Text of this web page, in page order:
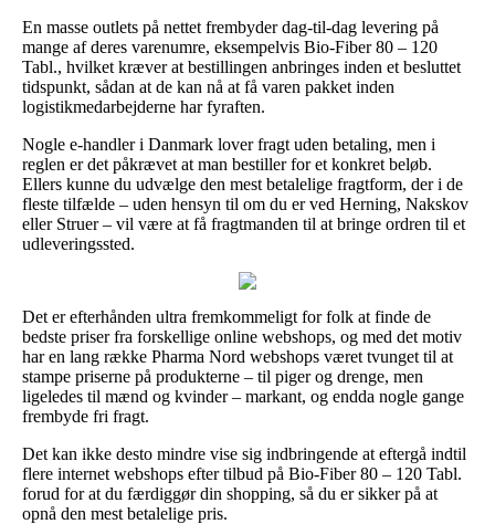
En masse outlets på nettet frembyder dag-til-dag levering på
mange af deres varenumre, eksempelvis Bio-Fiber 80 – 120
Tabl., hvilket kræver at bestillingen anbringes inden et besluttet
tidspunkt, sådan at de kan nå at få varen pakket inden
logistikmedarbejderne har fyraften.
Nogle e-handler i Danmark lover fragt uden betaling, men i
reglen er det påkrævet at man bestiller for et konkret beløb.
Ellers kunne du udvælge den mest betalelige fragtform, der i de
fleste tilfælde – uden hensyn til om du er ved Herning, Nakskov
eller Struer – vil være at få fragtmanden til at bringe ordren til et
udleveringssted.
Det er efterhånden ultra fremkommeligt for folk at finde de
bedste priser fra forskellige online webshops, og med det motiv
har en lang række Pharma Nord webshops været tvunget til at
stampe priserne på produkterne – til piger og drenge, men
ligeledes til mænd og kvinder – markant, og endda nogle gange
frembyde fri fragt.
Det kan ikke desto mindre vise sig indbringende at eftergå indtil
flere internet webshops efter tilbud på Bio-Fiber 80 – 120 Tabl.
forud for at du færdiggør din shopping, så du er sikker på at
opnå den mest betalelige pris.